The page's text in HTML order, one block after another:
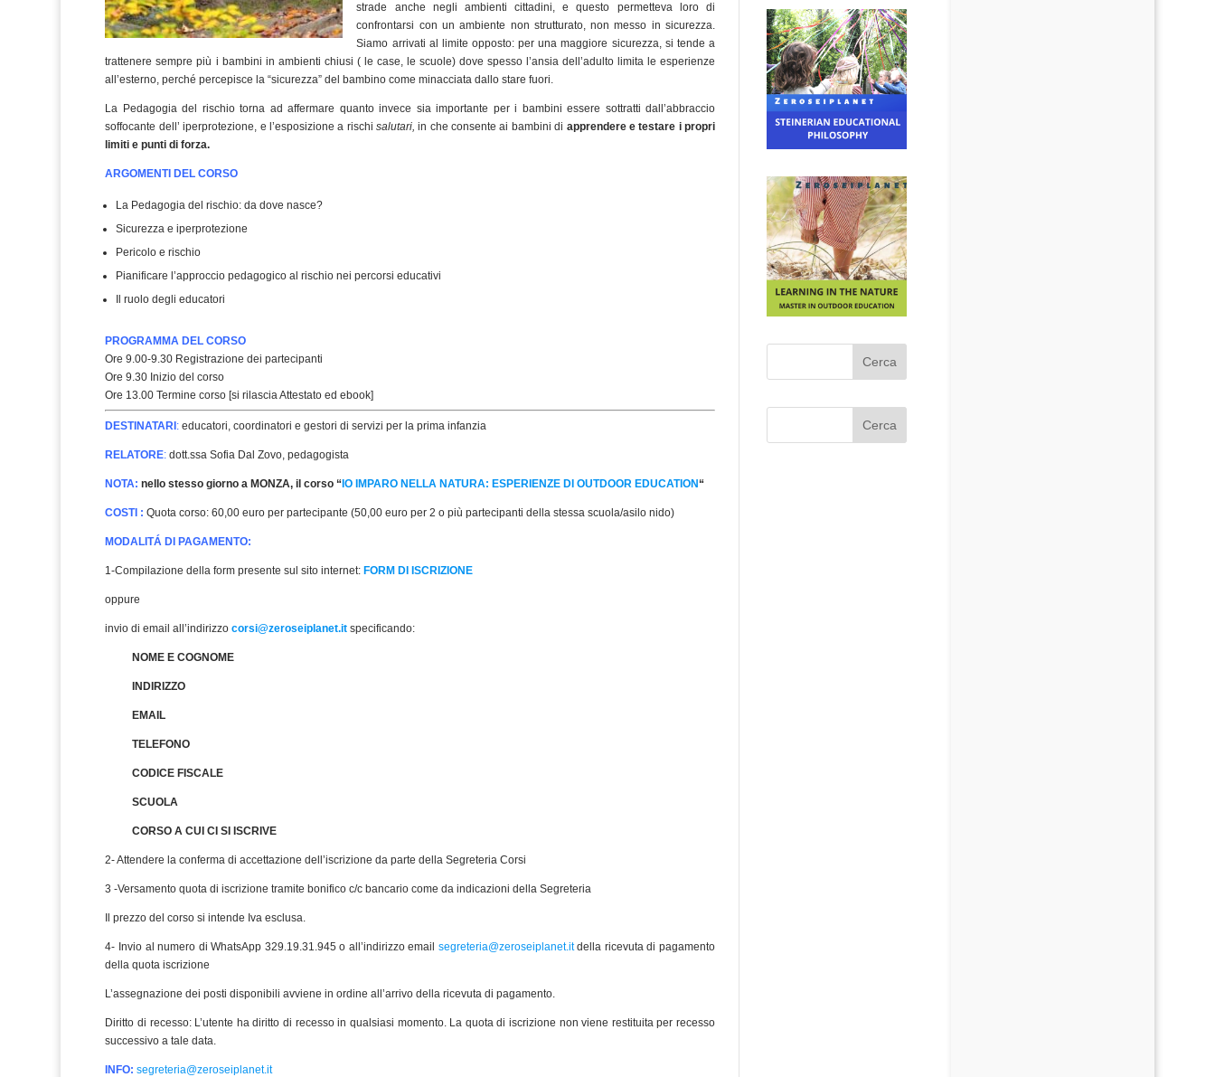
strade anche negli ambienti cittadini, e questo permetteva loro di
confrontarsi con un ambiente non strutturato, non messo in sicurezza.
Siamo arrivati al limite opposto: per una maggiore sicurezza, si tende a
trattenere sempre più i bambini in ambienti chiusi ( le case, le scuole) dove spesso l’ansia dell’adulto limita le esperienze
all’esterno, perché percepisce la “sicurezza” del bambino come minacciata dallo stare fuori.
La Pedagogia del rischio torna ad affermare quanto invece sia importante per i bambini essere sottratti dall’abbraccio
soffocante dell’ iperprotezione, e l’esposizione a rischi salutari, in che consente ai bambini di apprendere e testare i propri
limiti e punti di forza.
ARGOMENTI DEL CORSO
La Pedagogia del rischio: da dove nasce?
Sicurezza e iperprotezione
Pericolo e rischio
Pianificare l’approccio pedagogico al rischio nei percorsi educativi
Il ruolo degli educatori
PROGRAMMA DEL CORSO
Ore 9.00-9.30 Registrazione dei partecipanti
Ore 9.30 Inizio del corso
Ore 13.00 Termine corso [si rilascia Attestato ed ebook]
DESTINATARI : educatori, coordinatori e gestori di servizi per la prima infanzia
RELATORE: dott.ssa Sofia Dal Zovo, pedagogista
NOTA: nello stesso giorno a MONZA, il corso “ IO IMPARO NELLA NATURA: ESPERIENZE DI OUTDOOR EDUCATION“
COSTI : Quota corso: 60,00 euro per partecipante (50,00 euro per 2 o più partecipanti della stessa scuola/asilo nido)
MODALITÁ DI PAGAMENTO:
1-Compilazione della form presente sul sito internet: FORM DI ISCRIZIONE
oppure
invio di email all’indirizzocorsi@zeroseiplanet.it specificando:
NOME E COGNOME
INDIRIZZO
EMAIL
TELEFONO
CODICE FISCALE
SCUOLA
CORSO A CUI CI SI ISCRIVE
2- Attendere la conferma di accettazione dell’iscrizione da parte della Segreteria Corsi
3 -Versamento quota di iscrizione tramite bonifico c/c bancario come da indicazioni della Segreteria
Il prezzo del corso si intende Iva esclusa.
4- Invio al numero di WhatsApp 329.19.31.945 o all’indirizzo email segreteria@zeroseiplanet.itdella ricevuta di pagamento
della quota iscrizione
L’assegnazione dei posti disponibili avviene in ordine all’arrivo della ricevuta di pagamento.
Diritto di recesso: L’utente ha diritto di recesso in qualsiasi momento. La quota di iscrizione non viene restituita per recesso
successivo a tale data.
INFO: segreteria@zeroseiplanet.it
Cerca
Cerca